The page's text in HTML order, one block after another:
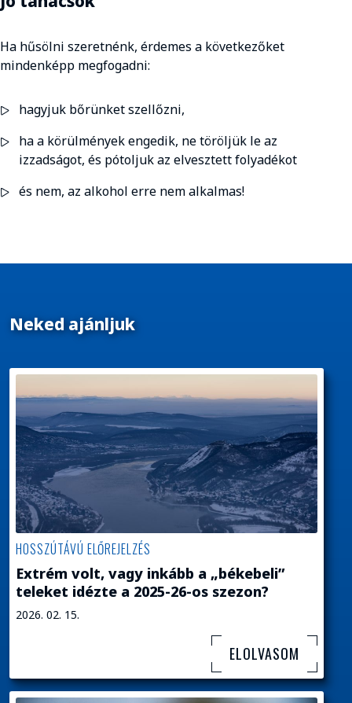
Ha hűsölni szeretnénk, érdemes a következőket
mindenképp megfogadni:
hagyjuk bőrünket szellőzni,
ha a körülmények engedik, ne töröljük le az
izzadságot, és pótoljuk az elvesztett folyadékot
és nem, az alkohol erre nem alkalmas!
Neked ajánljuk
HOSSZÚTÁVÚ ELŐREJELZÉS
Extrém volt, vagy inkább a „békebeli”
teleket idézte a 2025-26-os szezon?
2026. 02. 15.
ELOLVASOM